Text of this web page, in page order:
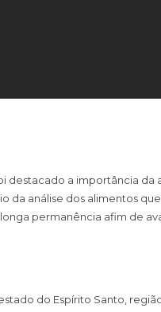
a importância da
da análise dos alimentos
permanência afim de
do Espírito Santo, região